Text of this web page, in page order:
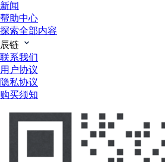
新闻
帮助中心
探索全部内容
辰链
联系我们
用户协议
隐私协议
购买须知